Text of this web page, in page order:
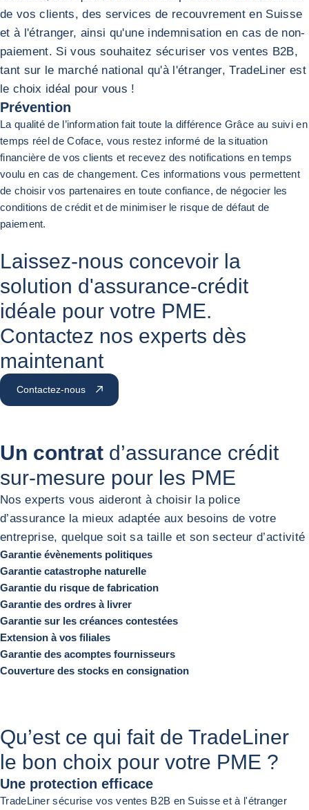
de vos clients, des services de recouvrement en Suisse
et à l'étranger, ainsi qu'une indemnisation en cas de non-
paiement. Si vous souhaitez sécuriser vos ventes B2B,
tant sur le marché national qu'à l'étranger, TradeLiner est
le choix idéal pour vous !
Prévention
La qualité de l’information fait toute la différence Grâce au suivi en
temps réel de Coface, vous restez informé de la situation
financière de vos clients et recevez des notifications en temps
voulu en cas de changement. Ces informations vous permettent
de choisir vos partenaires en toute confiance, de négocier les
conditions de crédit et de minimiser le risque de défaut de
paiement.
Laissez-nous concevoir la
solution d'assurance-crédit
idéale pour votre PME.
Contactez nos experts dès
maintenant
Contactez-nous
Un contrat d’assurance crédit
sur-mesure pour les PME
Nos experts vous aideront à choisir la police
d’assurance la mieux adaptée aux besoins de votre
entreprise, quelque soit sa taille et son secteur d’activité
Garantie évènements politiques
Garantie catastrophe naturelle
Garantie du risque de fabrication
Garantie des ordres à livrer
Garantie sur les créances contestées
Extension à vos filiales
Garantie des acomptes fournisseurs
Couverture des stocks en consignation
Qu’est ce qui fait de TradeLiner
le bon choix pour votre PME ?
Une protection efficace
TradeLiner sécurise vos ventes B2B en Suisse et à l'étranger